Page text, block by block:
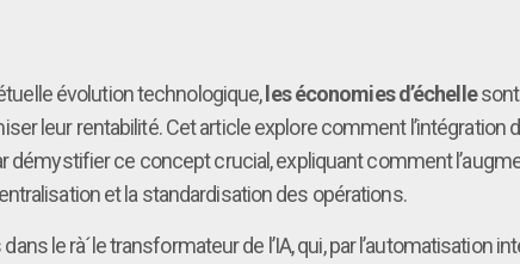
évolution technologique, les économies d’échellesont
leur rentabilité. Cet article explore comment l’intégration
ce concept crucial, expliquant comment
et la standardisation des opérations.
le rà´le transformateur de l’IA, qui, par l’automatisation